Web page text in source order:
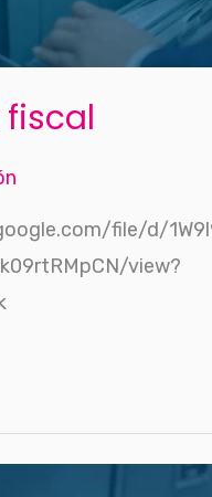
file/d/
view?